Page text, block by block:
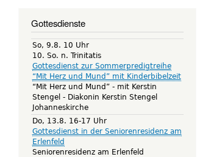
Gottesdienste
So, 9.8. 10 Uhr
10. So. n. Trinitatis
Gottesdienst zur Sommerpredigtreihe
“Mit Herz und Mund” mit Kinderbibelzeit
“Mit Herz und Mund” - mit Kerstin
Stengel
Diakonin Kerstin Stengel
Johanneskirche
Do, 13.8. 16-17 Uhr
Gottesdienst in der Seniorenresidenz am
Erlenfeld
Seniorenresidenz am Erlenfeld